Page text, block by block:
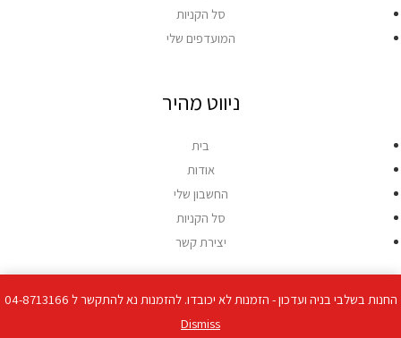
סל הקניות
המועדפים שלי
ניווט מהיר
בית
אודות
החשבון שלי
סל הקניות
יצירת קשר
זכויות יוצרים © 2026 פורמ-נט מחשבים
החנות בשלבי בניה ועדכון - הזמנות לא יכובדו. להזמנות נא להתקשר ל 04-8713166
Dismiss